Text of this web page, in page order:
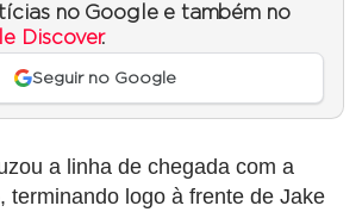
no Google e também no
Discover.
Seguir no Google
a linha de chegada com a
terminando logo à frente de Jake